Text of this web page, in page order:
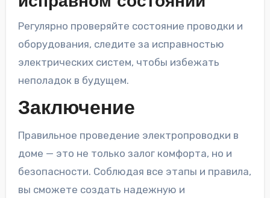
Регулярно проверяйте состояние проводки и
оборудования, следите за исправностью
электрических систем, чтобы избежать
неполадок в будущем.
Заключение
Правильное проведение электропроводки в
доме — это не только залог комфорта, но и
безопасности. Соблюдая все этапы и правила,
вы сможете создать надежную и